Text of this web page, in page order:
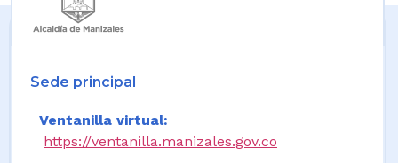
Sede principal
Ventanilla virtual:
https://ventanilla.manizales.gov.co